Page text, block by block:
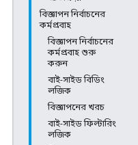
বিজ্ঞাপন নির্বাচনের
কর্মপ্রবাহ
বিজ্ঞাপন নির্বাচনের
কর্মপ্রবাহ শুরু
করুন
বাই-সাইড বিডিং
লজিক
বিজ্ঞাপনের খরচ
বাই-সাইড ফিল্টারিং
লজিক